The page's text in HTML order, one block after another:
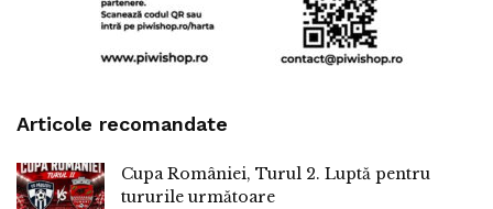
Articole recomandate
Cupa României, Turul 2. Luptă pentru
tururile următoare